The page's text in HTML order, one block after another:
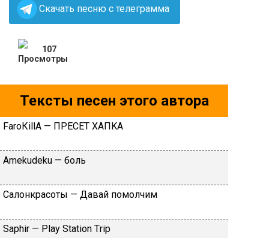
Скачать песню с телеграмма
107
Тексты песен этого автора
FаrоКillА — ПPECET XAПKA
Аmеkudеku — бoль
Caлoнкpacoты — Дaвaй пoмoлчим
Sарhir — Рlаy Stаtiоn Тriр